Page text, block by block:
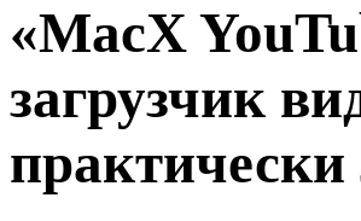
«MacX
загрузчик